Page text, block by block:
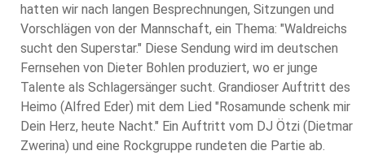
hatten wir nach langen Besprechnungen, Sitzungen und
Vorschlägen von der Mannschaft, ein Thema: "Waldreichs
sucht den Superstar." Diese Sendung wird im deutschen
Fernsehen von Dieter Bohlen produziert, wo er junge
Talente als Schlagersänger sucht. Grandioser Auftritt des
Heimo (Alfred Eder) mit dem Lied "Rosamunde schenk mir
Dein Herz, heute Nacht." Ein Auftritt vom DJ Ötzi (Dietmar
Zwerina) und eine Rockgruppe rundeten die Partie ab.